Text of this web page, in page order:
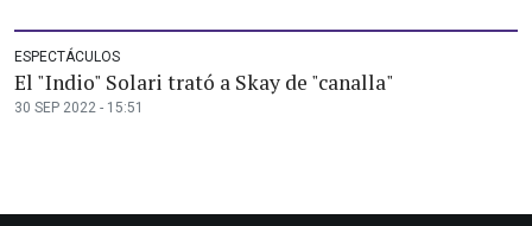
ESPECTÁCULOS
El "Indio" Solari trató a Skay de "canalla"
30 SEP 2022 - 15:51